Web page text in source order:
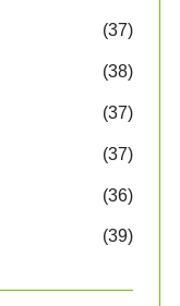
(37)
(38)
(37)
(37)
(36)
(39)